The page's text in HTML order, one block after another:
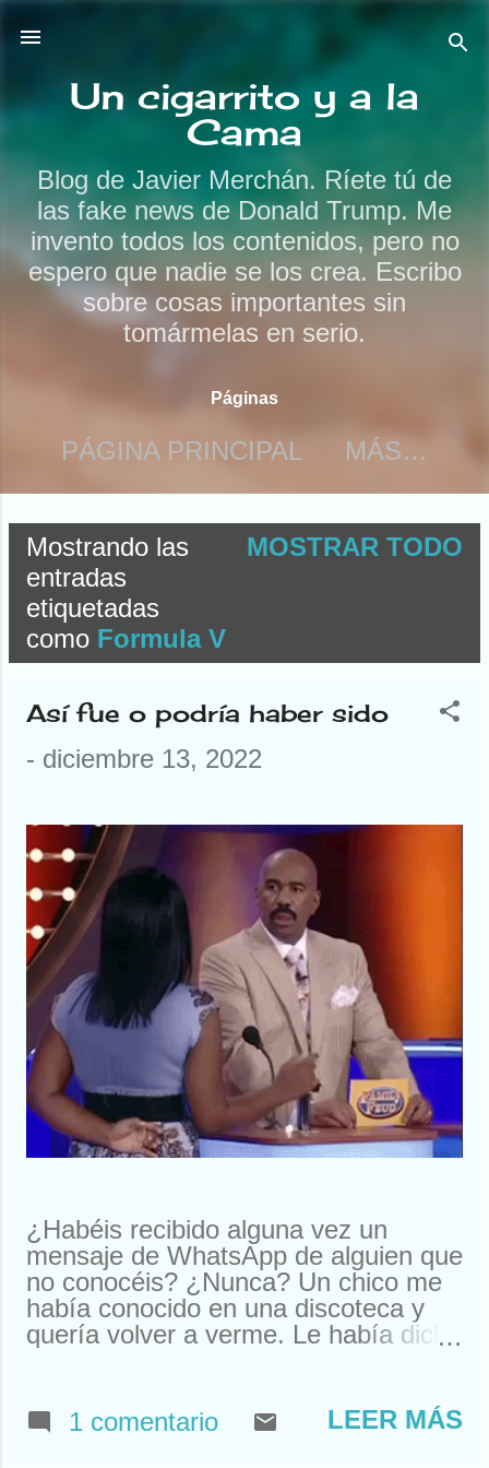
Ir al contenido principal
Un cigarrito y a la
Cama
Blog de Javier Merchán. Ríete tú de
las fake news de Donald Trump. Me
invento todos los contenidos, pero no
espero que nadie se los crea. Escribo
sobre cosas importantes sin
tomármelas en serio.
Páginas
PÁGINA PRINCIPAL MÁS…
E
n
t
a
a
s
Mostrando las
entradas
etiquetadas
como Formula V
MOSTRAR TODO
Así fue o podría haber sido
- diciembre 13, 2022
¿Habéis recibido alguna vez un
mensaje de WhatsApp de alguien que
no conocéis? ¿Nunca? Un chico me
había conocido en una discoteca y
quería volver a verme. Le había dicho
desesperadamente. Estuve a punto
de llamarle y quedar. Pero resulta
1 comentario LEER MÁS